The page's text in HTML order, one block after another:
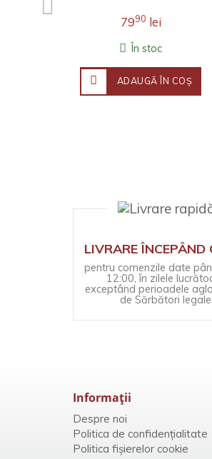
Universitatea
Stanford. Fineţea
observaţ..
7990 lei
În stoc
ADAUGĂ ÎN COŞ
LIVRARE ÎNCEPÂND
pentru comenzile date
12:00, în zilele
exceptând perioadele
de Sărbători legale.
Informaţii
Despre noi
Politica de confidențialitate
Politica fișierelor cookie